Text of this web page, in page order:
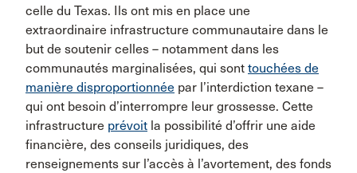
celle du Texas. Ils ont mis en place une
extraordinaire infrastructure communautaire dans le
but de soutenir celles – notamment dans les
communautés marginalisées, qui sont touchées de
manière disproportionnée par l’interdiction texane –
qui ont besoin d’interrompre leur grossesse. Cette
infrastructure prévoit la possibilité d’offrir une aide
financière, des conseils juridiques, des
renseignements sur l’accès à l’avortement, des fonds